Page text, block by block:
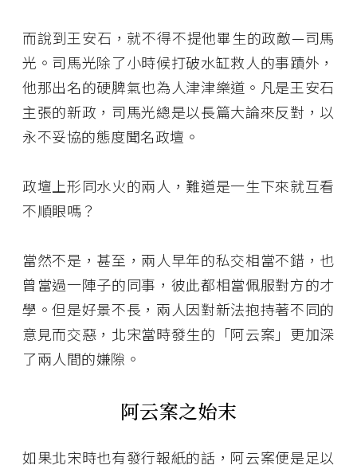
而說到王安石，就不得不提他畢生的政敵—司馬
光。司馬光除了小時候打破水缸救人的事蹟外，
他那出名的硬脾氣也為人津津樂道。凡是王安石
主張的新政，司馬光總是以長篇大論來反對，以
永不妥協的態度聞名政壇。
政壇上形同水火的兩人，難道是一生下來就互看
不順眼嗎？
當然不是，甚至，兩人早年的私交相當不錯，也
曾當過一陣子的同事，彼此都相當佩服對方的才
學。但是好景不長，兩人因對新法抱持著不同的
意見而交惡，北宋當時發生的「阿云案」更加深
了兩人間的嫌隙。
阿云案之始末
如果北宋時也有發行報紙的話，阿云案便是足以